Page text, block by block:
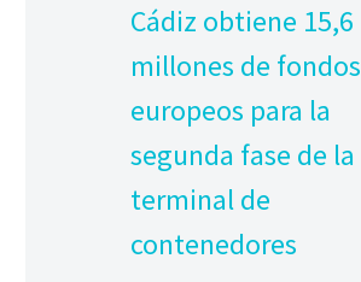
Cádiz obtiene 15,6
millones de fondos
europeos para la
segunda fase de la
terminal de
contenedores